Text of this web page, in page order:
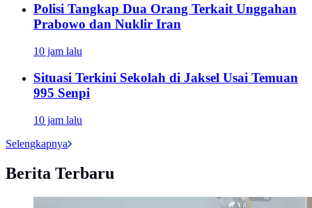
Polisi Tangkap Dua Orang Terkait Unggahan
Prabowo dan Nuklir Iran
10 jam lalu
Situasi Terkini Sekolah di Jaksel Usai Temuan
995 Senpi
10 jam lalu
Selengkapnya
Berita Terbaru